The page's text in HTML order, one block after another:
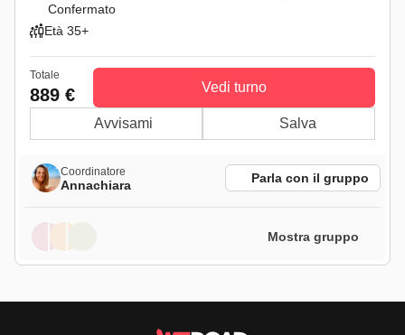
Confermato
Età 35+
Totale
889 € Vedi turno
Avvisami Salva
Coordinatore
Annachiara Parla con il gruppo
Mostra gruppo